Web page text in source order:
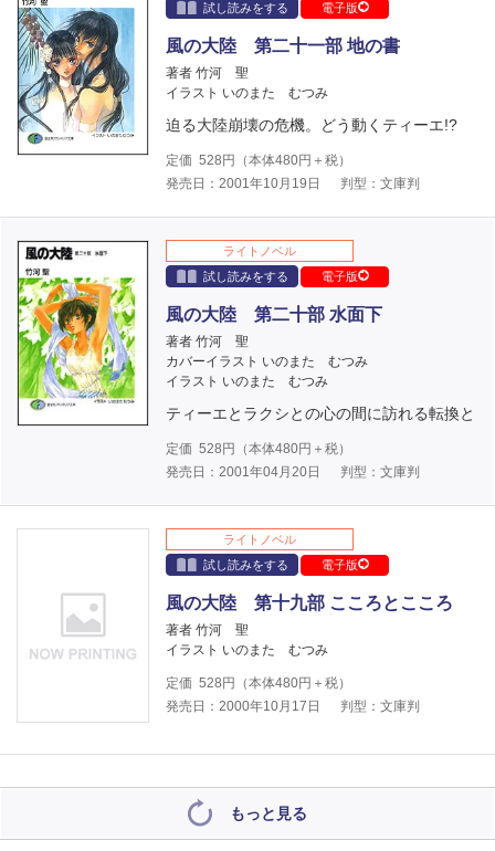
試し読みをする
電子版
風の大陸 第二十一部 地の書
著者 竹河 聖
イラスト いのまた むつみ
迫る大陸崩壊の危機。どう動くティーエ!?
定価 528 円（本体480円＋税）
発売日：2001年10月19日
判型：文庫判
ライトノベル
試し読みをする
電子版
風の大陸 第二十部 水面下
著者 竹河 聖
カバーイラスト いのまた むつみ
イラスト いのまた むつみ
ティーエとラクシとの心の間に訪れる転換と
定価 528 円（本体480円＋税）
発売日：2001年04月20日
判型：文庫判
ライトノベル
試し読みをする
電子版
風の大陸 第十九部 こころとこころ
著者 竹河 聖
イラスト いのまた むつみ
定価 528 円（本体480円＋税）
発売日：2000年10月17日
判型：文庫判
もっと見る